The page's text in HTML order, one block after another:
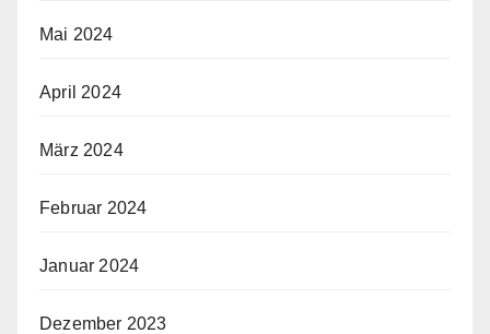
Mai 2024
April 2024
März 2024
Februar 2024
Januar 2024
Dezember 2023